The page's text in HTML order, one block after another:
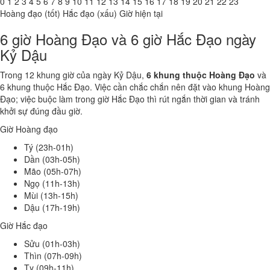
Hoàng đạo (tốt) Hắc đạo (xấu) Giờ hiện tại
6 giờ Hoàng Đạo và 6 giờ Hắc Đạo ngày
Kỷ Dậu
Trong 12 khung giờ của ngày Kỷ Dậu, 6 khung thuộc Hoàng Đạo và
6 khung thuộc Hắc Đạo. Việc cần chắc chắn nên đặt vào khung Hoàng
Đạo; việc buộc làm trong giờ Hắc Đạo thì rút ngắn thời gian và tránh
khởi sự đúng đầu giờ.
Giờ Hoàng đạo
Tý (23h-01h)
Dần (03h-05h)
Mão (05h-07h)
Ngọ (11h-13h)
Mùi (13h-15h)
Dậu (17h-19h)
Giờ Hắc đạo
Sửu (01h-03h)
Thìn (07h-09h)
Tỵ (09h-11h)